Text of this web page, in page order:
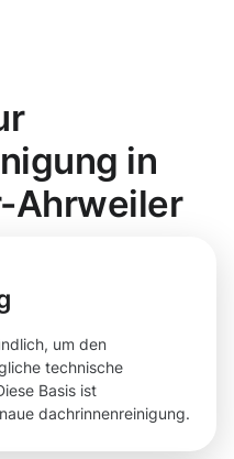
in
Ahrweiler
um den
technische
Basis ist
dachrinnenreinigung.